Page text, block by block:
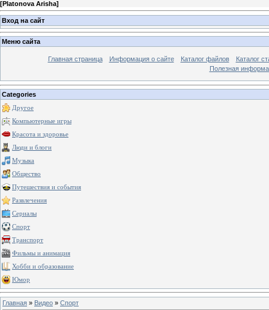
[Platonova Arisha]
Вход на сайт
Меню сайта
Главная страница Информация о сайте Каталог файлов
Каталог
Полезная
Categories
Другое
Компьютерные игры
Красота и здоровье
Люди и блоги
Музыка
Общество
Путешествия и события
Развлечения
Сериалы
Спорт
Транспорт
Фильмы и анимация
Хобби и образование
Юмор
Главная » Видео » Спорт